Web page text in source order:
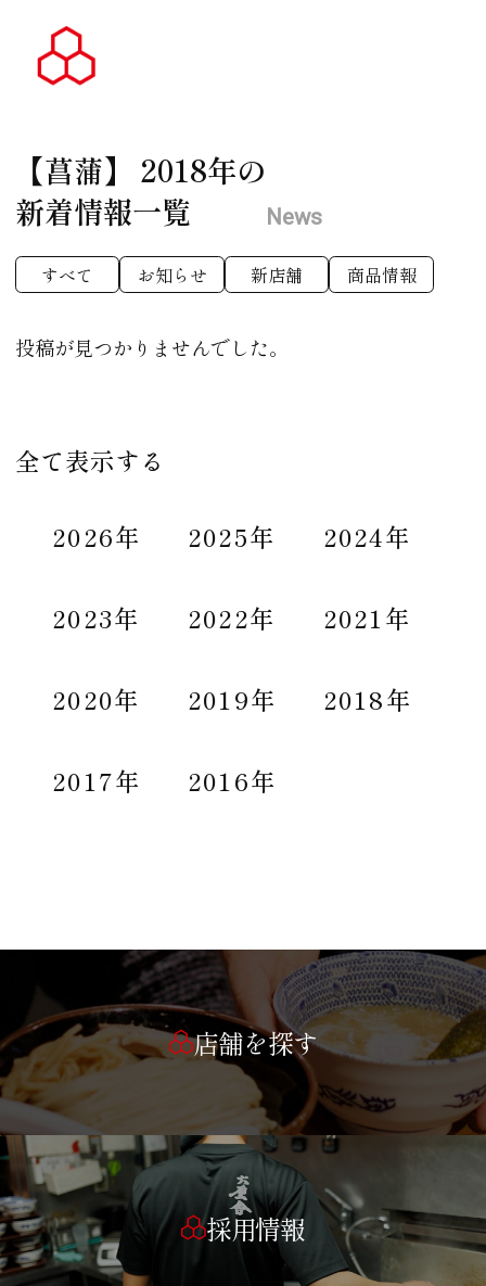
【菖蒲】 2018年の
新着情報一覧
News
すべて お知らせ 新店舗 商品情報
投稿が見つかりませんでした。
全て表示する
2026年 2025年 2024年
2023年 2022年 2021年
2020年 2019年 2018年
2017年 2016年
店舗を探す
採用情報